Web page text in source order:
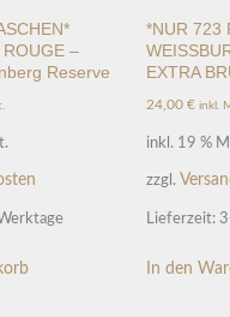
–
Reserve
*NUR 723
EXTRA
24,00€ inkl.
inkl. 19 %
zzgl.
Lieferzeit:
In den